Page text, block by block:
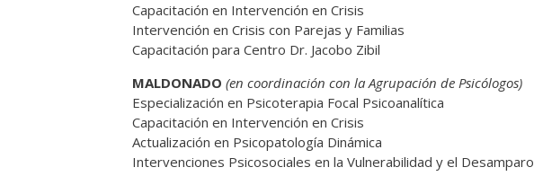
Capacitación en Intervención en Crisis
Intervención en Crisis con Parejas y Familias
Capacitación para Centro Dr. Jacobo Zibil
MALDONADO (en coordinación con la Agrupación de Psicólogos)
Especialización en Psicoterapia Focal Psicoanalítica
Capacitación en Intervención en Crisis
Actualización en Psicopatología Dinámica
Intervenciones Psicosociales en la Vulnerabilidad y el Desamparo